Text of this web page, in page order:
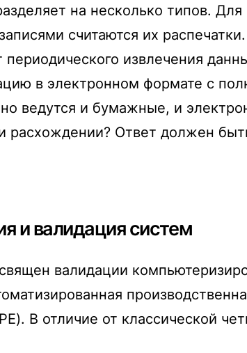
на несколько типов.
считаются их
периодического извлечения
в электронном формате с
ведутся и бумажные, и
расхождении? Ответ должен
и валидация систем
валидации
В отличие от классической